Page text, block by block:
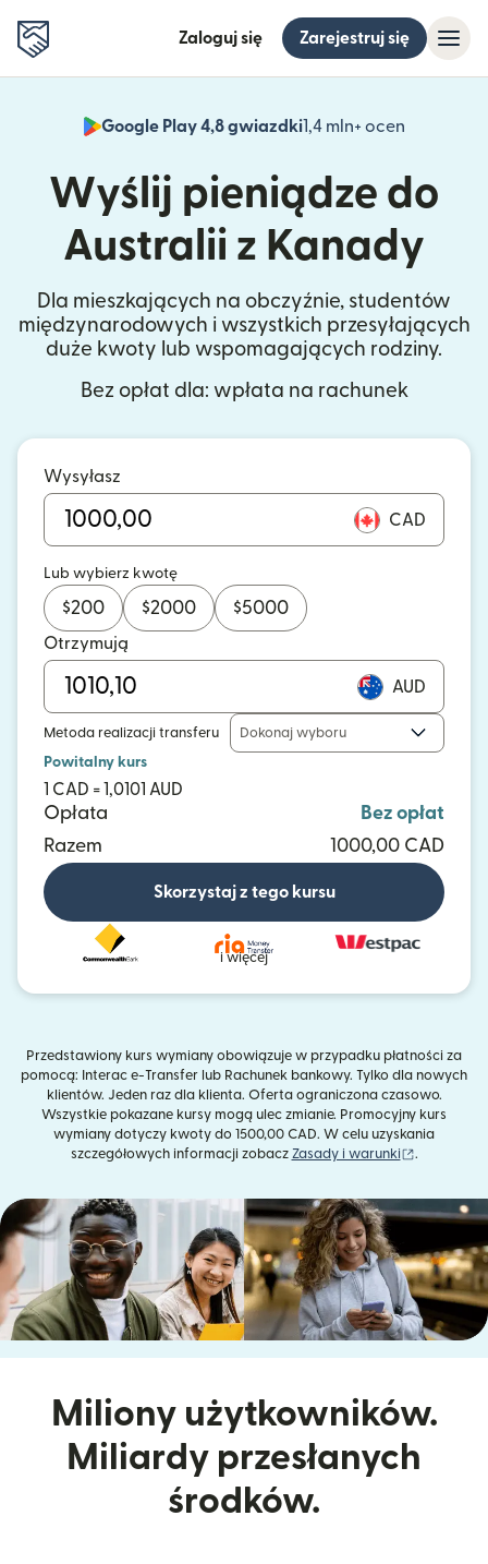
Zaloguj się Zarejestruj się
Google Play 4,8 gwiazdki1,4 mln+ ocen
(otwiera
Wyślij pieniądze do
Australii z Kanady
Dla mieszkających na obczyźnie, studentów
międzynarodowych i wszystkich przesyłających
duże kwoty lub wspomagających rodziny.
Bez opłat dla: wpłata na rachunek
Wysyłasz
CAD
Lub wybierz kwotę
$200 $2000 $5000
Otrzymują
AUD
Metoda realizacji transferu Dokonaj wyboru
Powitalny kurs
1 CAD = 1,0101 AUD
Opłata
Bez opłat
Razem
1000,00 CAD
Skorzystaj z tego kursu
i więcej
Przedstawiony kurs wymiany obowiązuje w przypadku płatności za
pomocą: Interac e-Transfer lub Rachunek bankowy. Tylko dla nowych
klientów. Jeden raz dla klienta. Oferta ograniczona czasowo.
Wszystkie pokazane kursy mogą ulec zmianie. Promocyjny kurs
wymiany dotyczy kwoty do 1500,00 CAD. W celu uzyskania
szczegółowych informacji zobacz Zasady i warunki (otwiera
.
Miliony użytkowników.
Miliardy przesłanych
środków.